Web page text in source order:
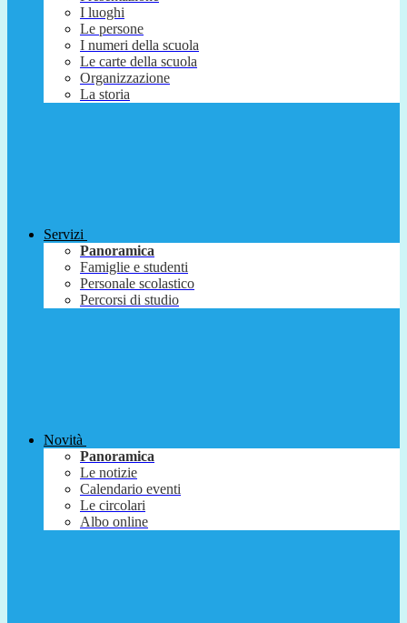
I luoghi
Le persone
I numeri della scuola
Le carte della scuola
Organizzazione
La storia
Servizi
Panoramica
Famiglie e studenti
Personale scolastico
Percorsi di studio
Novità
Panoramica
Le notizie
Calendario eventi
Le circolari
Albo online